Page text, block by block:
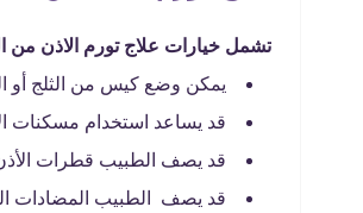
تشمل خيارات علاج تورم الاذن من
يمكن وضع كيس من الثلج أو الكمادات الباردة لمدة
قد يساعد استخدام مسكنات
قد يصف الطبيب قطرات الأذن
قد يصف الطبيب المضادات